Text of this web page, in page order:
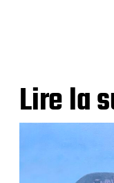
Lire la